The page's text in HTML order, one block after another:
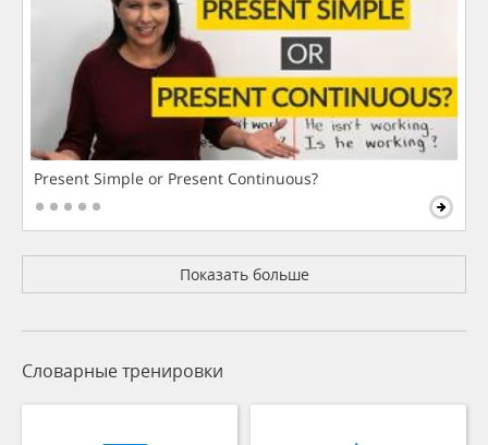
Present Simple or Present Continuous?
Показать больше
Словарные тренировки